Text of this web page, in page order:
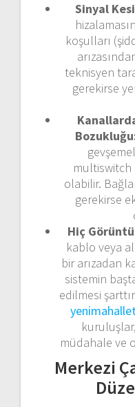
Sinyal
koşulları
teknisyen
gerekirse
multiswitch
olabilir.
gerekirse
Hiç
kablo veya
bir arızadan
sistemin
edilmesi
müdahale ve
Merkezi